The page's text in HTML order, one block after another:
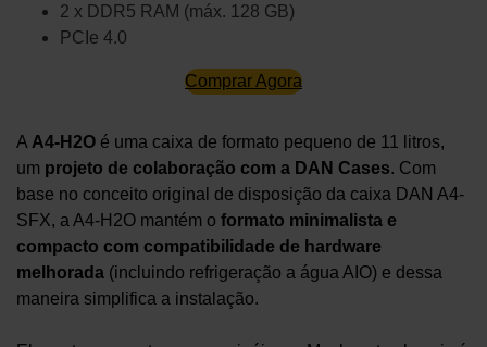
2 x DDR5 RAM (máx. 128 GB)
PCIe 4.0
Comprar Agora
A A4-H2O é uma caixa de formato pequeno de 11 litros,
um projeto de colaboração com a DAN Cases. Com
base no conceito original de disposição da caixa DAN A4-
SFX, a A4-H2O mantém o formato minimalista e
compacto com compatibilidade de hardware
melhorada (incluindo refrigeração a água AIO) e dessa
maneira simplifica a instalação.